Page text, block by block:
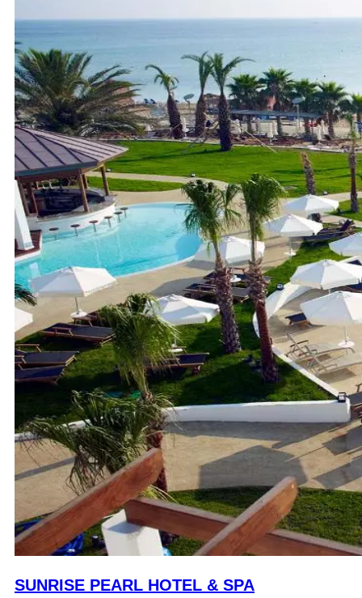
SUNRISE PEARL HOTEL & SPA